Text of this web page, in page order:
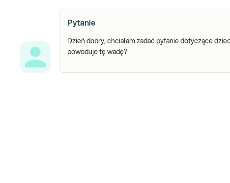
Pytanie
Dzień dobry, chciałam zadać pytanie dotyczące
powoduje tę wadę?